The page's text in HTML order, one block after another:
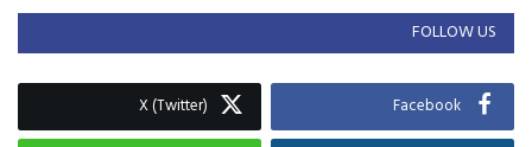
FOLLOW US
Facebook
X (Twitter)